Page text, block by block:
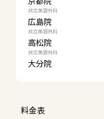
共立美容外科
広島院
共立美容外科
高松院
共立美容外科
大分院
料金表